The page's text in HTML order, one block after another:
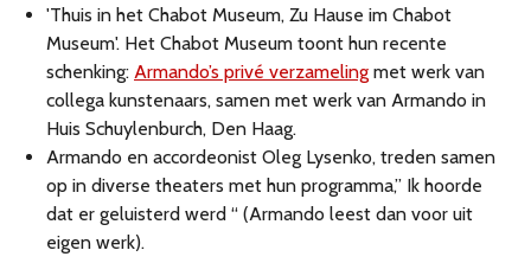
'Thuis in het Chabot Museum, Zu Hause im Chabot
Museum'. Het Chabot Museum toont hun recente
schenking: Armando’s privé verzameling met werk van
collega kunstenaars, samen met werk van Armando in
Huis Schuylenburch, Den Haag.
Armando en accordeonist Oleg Lysenko, treden samen
op in diverse theaters met hun programma,” Ik hoorde
dat er geluisterd werd “ (Armando leest dan voor uit
eigen werk).